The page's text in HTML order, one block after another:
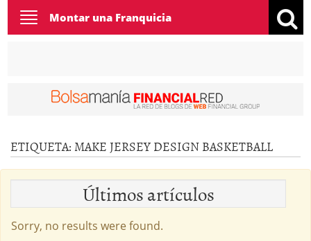
Toggle
navigation
Montar una Franquicia
ETIQUETA: MAKE JERSEY DESIGN BASKETBALL
Últimos artículos
Sorry, no results were found.